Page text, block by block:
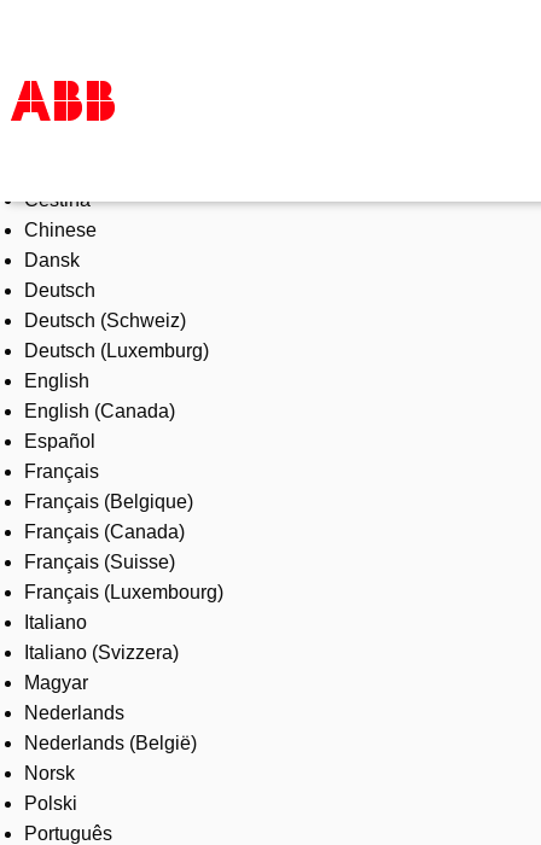
Products & Solutions
Industries
Services
About us
Where to buy
Contact us
Careers
Čeština
Chinese
Dansk
Deutsch
Deutsch (Schweiz)
Deutsch (Luxemburg)
English
English (Canada)
Español
Français
Français (Belgique)
Français (Canada)
Français (Suisse)
Français (Luxembourg)
Italiano
Italiano (Svizzera)
Magyar
Nederlands
Nederlands (België)
Norsk
Polski
Português